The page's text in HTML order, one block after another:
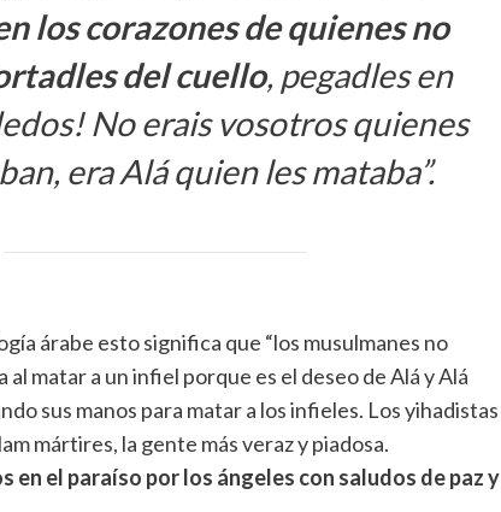
los corazones de quienes no
del cuello, pegadles en
No erais vosotros quienes
era Alá quien les mataba”.
árabe esto significa que “los musulmanes no
matar a un infiel porque es el deseo de Alá y Alá
sus manos para matar a los infieles. Los yihadistas
mártires, la gente más veraz y piadosa.
en el paraíso por los ángeles con saludos de paz y